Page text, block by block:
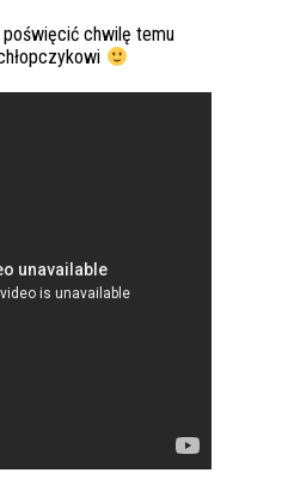
poświęcić chwilę temu